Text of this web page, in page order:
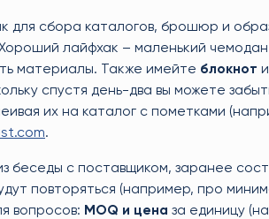
для сбора каталогов, брошюр и
лайфхак – маленький
материалы. Также имейте блокнот
спустя день-два вы можете
их на каталог с пометками
.
беседы с поставщиком, заранее
повторяться (например, про
вопросов: MOQ и цена за единицу